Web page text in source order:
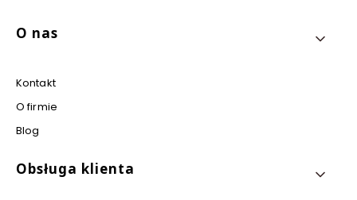
Linki w stopce
O nas
Kontakt
O firmie
Blog
Obsługa klienta